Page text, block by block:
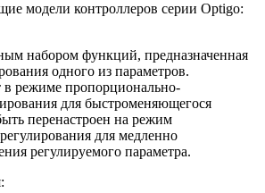
модели контроллеров серии Optigo:
набором функций, предназначенная
одного из параметров.
в режиме пропорционально-
для быстроменяющегося
перенастроен на режим
для медленно
регулируемого параметра.